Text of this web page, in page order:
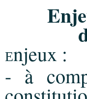
Enjeux :
- à